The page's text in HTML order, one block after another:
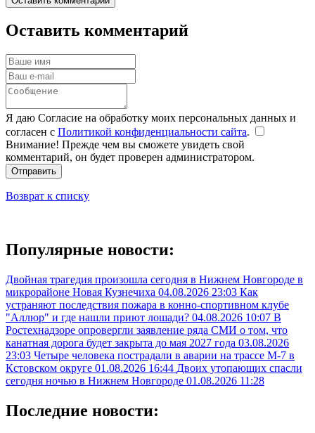
Оставить комментарий
Я даю Согласие на обработку моих персональных данных и
согласен с Политикой конфиденциальности сайта.
Внимание! Прежде чем вы сможете увидеть свой
комментарий, он будет проверен администратором.
Отправить
Возврат к списку
Популярные новости:
Двойная трагедия произошла сегодня в Нижнем Новгороде в
микрорайоне Новая Кузнечиха 04.08.2026 23:03 Как
устраняют последствия пожара в конно-спортивном клубе
"Аллюр" и где нашли приют лошади? 04.08.2026 10:07 В
Ростехнадзоре опровергли заявление ряда СМИ о том, что
канатная дорога будет закрыта до мая 2027 года 03.08.2026
23:03 Четыре человека пострадали в аварии на трассе М-7 в
Кстовском округе 01.08.2026 16:44 Двоих утопающих спасли
сегодня ночью в Нижнем Новгороде 01.08.2026 11:28
Последние новости: